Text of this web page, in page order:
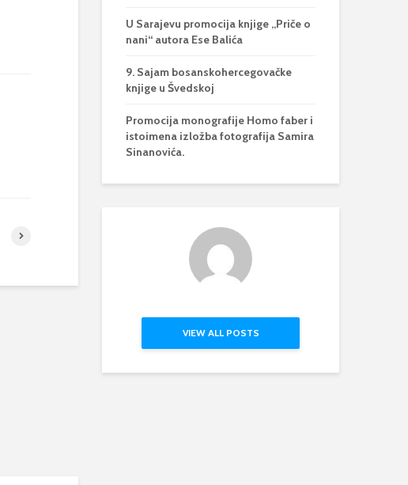
U Sarajevu promocija knjige „Priče o
nani“ autora Ese Balića
9. Sajam bosanskohercegovačke
knjige u Švedskoj
Promocija monografije Homo faber i
istoimena izložba fotografija Samira
Sinanovića.
VIEW ALL POSTS